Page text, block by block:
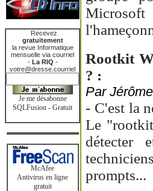
Recevez
gratuitement
la revue Informatique
mensuelle via courriel
- La RIQ -
votre@dresse.courriel
Je me désabonne
SQLFusion - Gratuit
McAfee
Antivirus en ligne
gratuit
Microsoft
Rootkit
? :
Par
- C'est la
Le
détecter
prompts...